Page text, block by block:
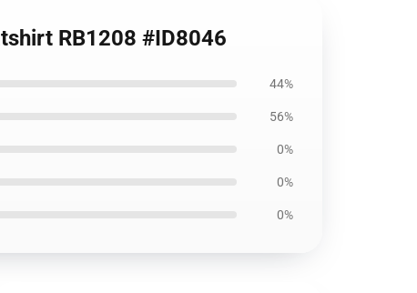
RB1208 #ID8046
44%
56%
0%
0%
0%